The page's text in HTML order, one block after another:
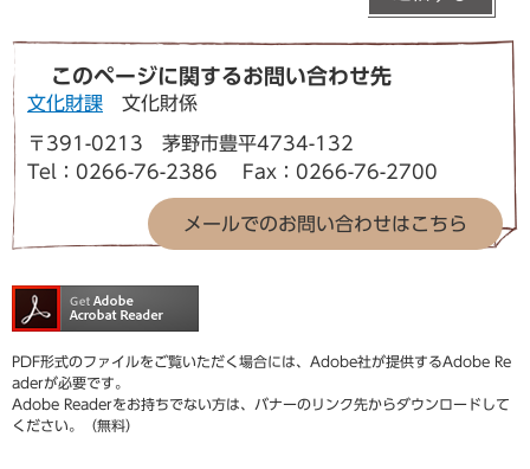
このページに関するお問い合わせ先
文化財課 文化財係
〒391-0213 茅野市豊平4734-132
Tel：0266-76-2386
Fax：0266-76-2700
メールでのお問い合わせはこちら
PDF形式のファイルをご覧いただく場合には、Adobe社が提供するAdobe Re
aderが必要です。
Adobe Readerをお持ちでない方は、バナーのリンク先からダウンロードして
ください。（無料）